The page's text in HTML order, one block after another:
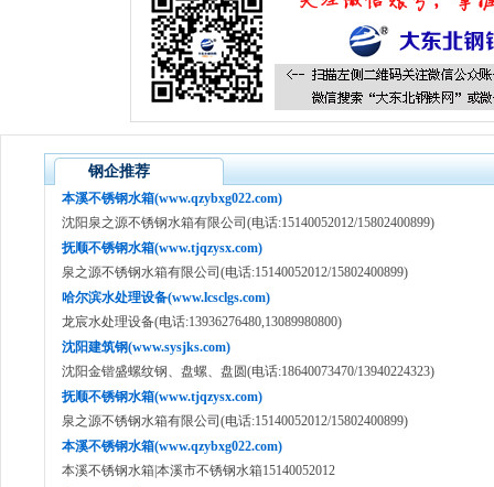
钢企推荐
本溪不锈钢水箱(www.qzybxg022.com)
沈阳泉之源不锈钢水箱有限公司(电话:15140052012/15802400899)
抚顺不锈钢水箱(www.tjqzysx.com)
泉之源不锈钢水箱有限公司(电话:15140052012/15802400899)
哈尔滨水处理设备(www.lcsclgs.com)
龙宸水处理设备(电话:13936276480,13089980800)
沈阳建筑钢(www.sysjks.com)
沈阳金锴盛螺纹钢、盘螺、盘圆(电话:18640073470/13940224323)
抚顺不锈钢水箱(www.tjqzysx.com)
泉之源不锈钢水箱有限公司(电话:15140052012/15802400899)
本溪不锈钢水箱(www.qzybxg022.com)
本溪不锈钢水箱|本溪市不锈钢水箱15140052012